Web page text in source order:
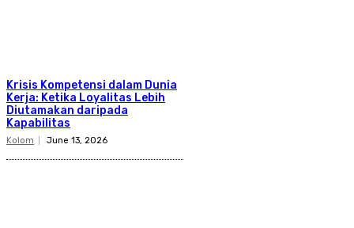
Krisis Kompetensi dalam Dunia
Kerja: Ketika Loyalitas Lebih
Diutamakan daripada
Kapabilitas
Kolom June 13, 2026